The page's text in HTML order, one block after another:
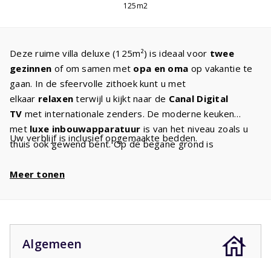
125m2
Deze ruime villa deluxe (125m²) is ideaal voor twee
gezinnen of om samen met opa en oma op vakantie te
gaan. In de sfeervolle zithoek kunt u met
elkaar relaxen terwijl u kijkt naar de Canal Digital
TV met internationale zenders. De moderne keuken
met luxe inbouwapparatuur is van het niveau zoals u
thuis ook gewend bent. Op de begane grond is
makkelijk als opa en oma meegaan. De twee
met twee eenpersoonsbedden en
een tweede badkamer. De badkamers hebben een bad
Uw verblijf is inclusief opgemaakte bedden.
Meer tonen
Algemeen